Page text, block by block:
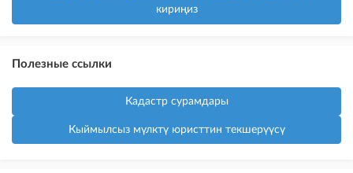
кириңиз
Полезные ссылки
Кадастр сурамдары
Кыймылсыз мүлктү юристтин текшерүүсү